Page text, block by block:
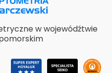
w wojewódźtwie